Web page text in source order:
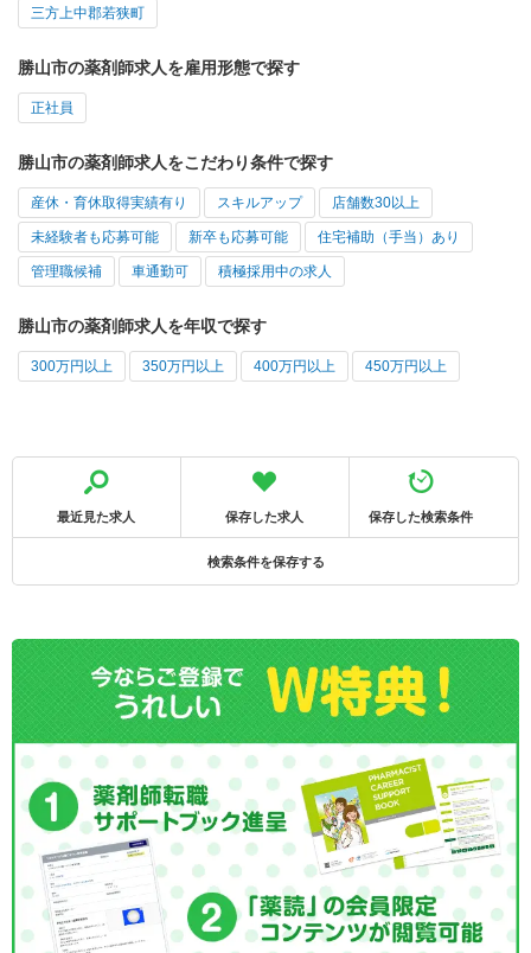
三方上中郡若狭町
勝山市の薬剤師求人を雇用形態で探す
正社員
勝山市の薬剤師求人をこだわり条件で探す
産休・育休取得実績有り スキルアップ 店舗数30以上
未経験者も応募可能 新卒も応募可能 住宅補助（手当）あり
管理職候補 車通勤可 積極採用中の求人
勝山市の薬剤師求人を年収で探す
300万円以上 350万円以上 400万円以上 450万円以上
最近見た求人 保存した求人 保存した検索条件
検索条件を保存する